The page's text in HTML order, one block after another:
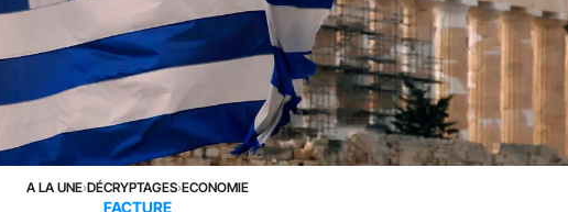
A LA UNE›DÉCRYPTAGES›ECONOMIE
FACTURE